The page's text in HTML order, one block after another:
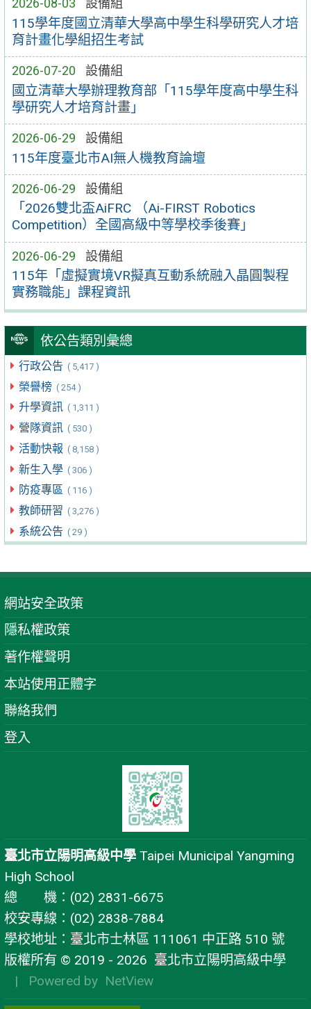
2026-08-03 設備組
115學年度國立清華大學高中學生科學研究人才培
育計畫化學組招生考試
2026-07-20 設備組
國立清華大學辦理教育部「115學年度高中學生科
學研究人才培育計畫」
2026-06-29 設備組
115年度臺北市AI無人機教育論壇
2026-06-29 設備組
「2026雙北盃AiFRC （Ai-FIRST Robotics
Competition）全國高級中等學校季後賽」
2026-06-29 設備組
115年「虛擬實境VR擬真互動系統融入晶圓製程
實務職能」課程資訊
依公告類別彙總
行政公告 ( 5,417 )
榮譽榜 ( 254 )
升學資訊 ( 1,311 )
營隊資訊 ( 530 )
活動快報 ( 8,158 )
新生入學 ( 306 )
防疫專區 ( 116 )
教師研習 ( 3,276 )
系統公告 ( 29 )
網站安全政策
隱私權政策
著作權聲明
本站使用正體字
聯絡我們
登入
臺北市立陽明高級中學 Taipei Municipal Yangming
High School
總 機：(02) 2831-6675
校安專線：(02) 2838-7884
學校地址：臺北市士林區 111061 中正路 510 號
版權所有 © 2019 - 2026 臺北市立陽明高級中學
| Powered by NetView